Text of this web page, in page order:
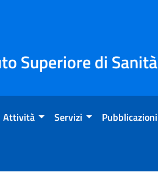
Superiore di Sanità
Attività Servizi Pubblicazioni